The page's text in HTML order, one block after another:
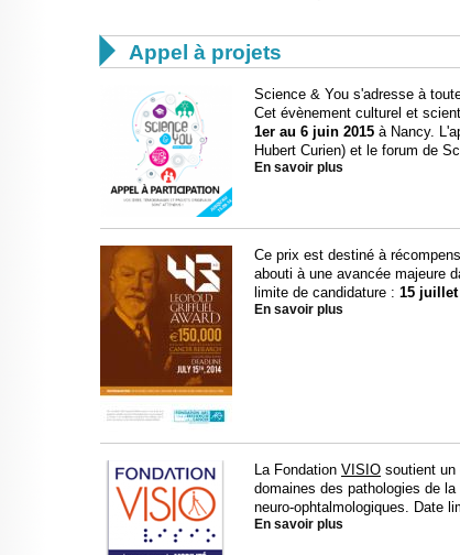
 Appel à projets
Science & You s'adresse à
Cet évènement culturel et
1er au 6 juin 2015 à Nancy.
Hubert Curien) et le forum de
En savoir plus
Ce prix est destiné à
abouti à une avancée majeure
limite de candidature : 15 juillet
En savoir plus
La Fondation VISIO soutient un
domaines des pathologies de
neuro-ophtalmologiques. Date
En savoir plus